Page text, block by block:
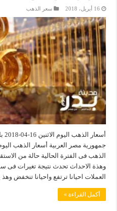
16 أبريل، 2018 سعر الذهب
الذهب فى الفترة الحالية حالة من
وهذة الاحداث تحدث نتيجة تغيرات فى
العملات احيانا ترتفع واحيانا
أكمل القراءة »